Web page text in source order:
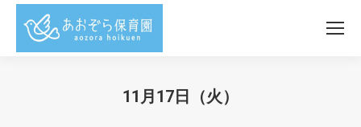
11月17日（火）